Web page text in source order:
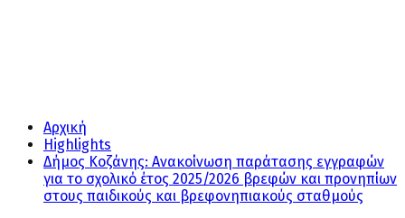
Αρχική
Highlights
Δήμος Κοζάνης: Ανακοίνωση παράτασης εγγραφών
για το σχολικό έτος 2025/2026 βρεφών και προνηπίων
στους παιδικούς και βρεφονηπιακούς σταθμούς